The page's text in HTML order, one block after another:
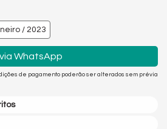
/ 2023
WhatsApp
de pagamento poderão ser alterados sem prévia